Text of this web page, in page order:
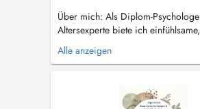
Über mich: Als Diplom-
Altersexperte biete ich einfühlsame,
professionelle Unterstützung zur
von Entwicklungskrisen im
Gesundheit) über die gesamte
Alle anzeigen